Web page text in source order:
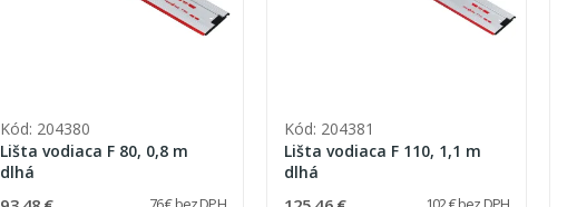
Kód: 204380
Lišta vodiaca F 80, 0,8 m
dlhá
Kód: 204381
Lišta vodiaca F 110, 1,1 m
dlhá